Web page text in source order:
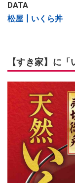
DATA
松屋┃いくら丼
【すき家】に